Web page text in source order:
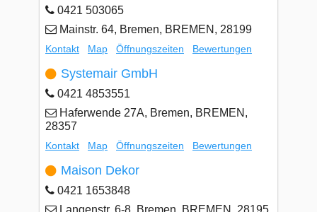
0421 503065
Mainstr. 64, Bremen, BREMEN, 28199
Kontakt Map Öffnungszeiten Bewertungen
Systemair GmbH
0421 4853551
Haferwende 27A, Bremen, BREMEN,
28357
Kontakt Map Öffnungszeiten Bewertungen
Maison Dekor
0421 1653848
Langenstr. 6-8, Bremen, BREMEN, 28195